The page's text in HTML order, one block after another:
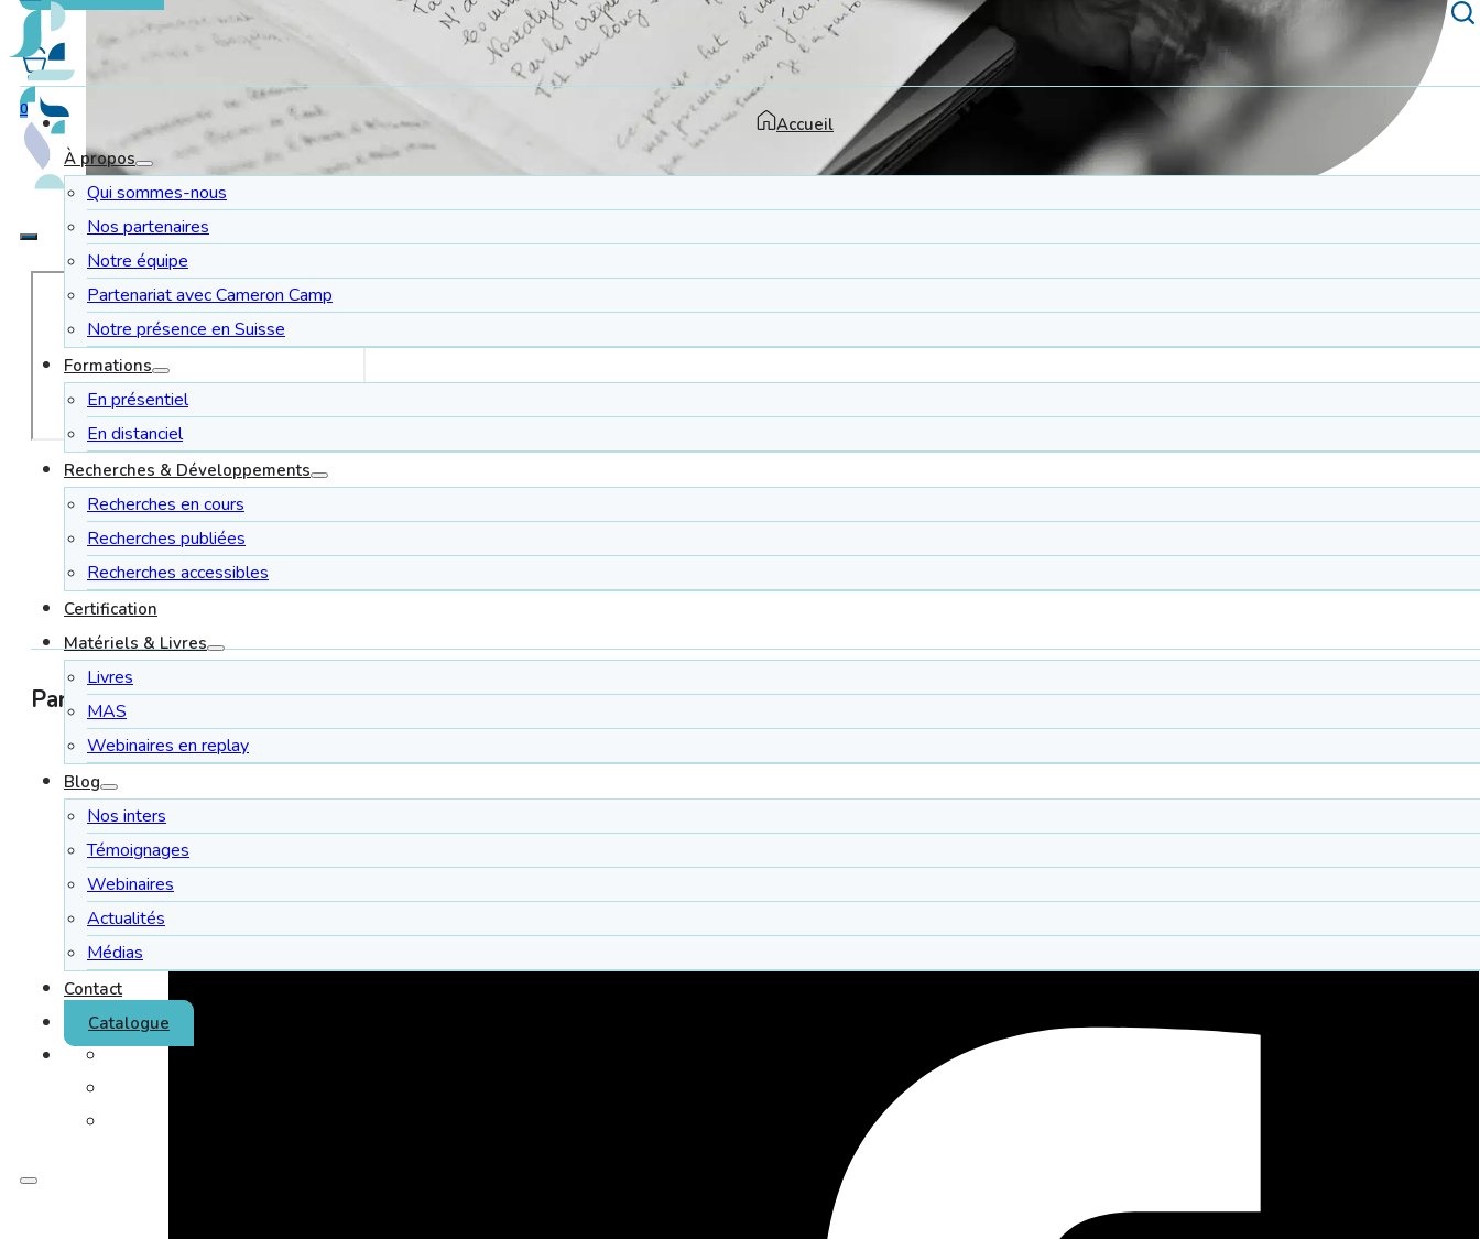
0
Accueil
À propos
Qui sommes-nous
Nos partenaires
Notre équipe
Partenariat avec Cameron Camp
Notre présence en Suisse
Formations
En présentiel
En distanciel
Recherches & Développements
Recherches en cours
Recherches publiées
Recherches accessibles
Certification
Matériels & Livres
Livres
MAS
Webinaires en replay
Blog
Nos inters
Témoignages
Webinaires
Actualités
Médias
Contact
Catalogue
Partagez l'article :